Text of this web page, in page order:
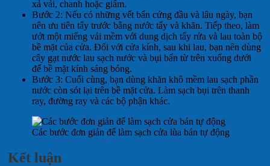
xả vải, chanh hoặc giấm.
Bước 2: Nếu có những vết bẩn cứng đầu và lâu ngày, bạn
nên ưu tiên tẩy trước bằng nước tẩy và khăn. Tiếp theo, làm
ướt một miếng vải mềm với dung dịch tẩy rửa và lau toàn bộ
bề mặt của cửa. Đối với cửa kính, sau khi lau, bạn nên dùng
cây gạt nước lau sạch nước và bụi bẩn từ trên xuống dưới
để bề mặt kính sáng bóng.
Bước 3: Cuối cùng, bạn dùng khăn khô mềm lau sạch phần
nước còn sót lại trên bề mặt cửa. Làm sạch bụi trên thanh
ray, đường ray và các bộ phận khác.
Các bước đơn giản để làm sạch cửa lùa bán tự động
Kết luận